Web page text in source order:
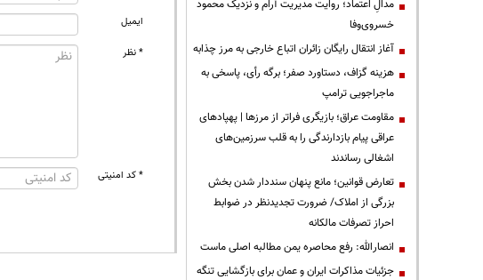
ایمیل
* نظر
* کد امنیتی
مدالِ اعتماد؛ روایت مدیریت آرام و نزدیک محمود
خسروی‌وفا
آغاز انتقال رایگان زائران اتباع خارجی به مرز چذابه
هزینه گزاف، دستاورد صفر؛ برگه رأی، پاسخی به
ماجراجویی ترامپ
مقاومت عراق؛ بازیگری فراتر از مرزها | پهپادهای
عراقی پیام بازدارندگی را به قلب سرزمین‌های
اشغالی رساندند
تعارض قوانین؛ مانع پنهان سنددار شدن بخش
بزرگی از املاک/ ضرورت تجدیدنظر در ضوابط
احراز تصرفات مالکانه
انصارالله: رفع محاصره یمن مطالبه اصلی ماست
جزئیات مذاکرات ایران و عمان برای بازگشایی تنگه